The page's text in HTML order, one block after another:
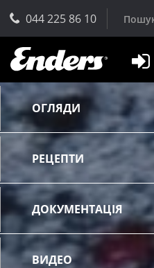
044 225 86 10
ОГЛЯДИ
РЕЦЕПТИ
ДОКУМЕНТАЦІЯ
ВИДЕО